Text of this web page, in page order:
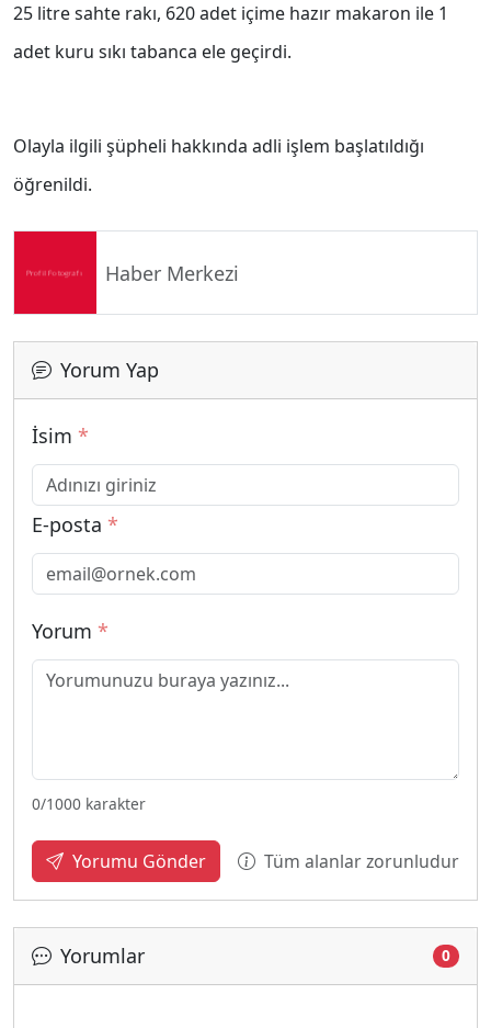
25 litre sahte rakı, 620 adet içime hazır makaron ile 1
adet kuru sıkı tabanca ele geçirdi.
Olayla ilgili şüpheli hakkında adli işlem başlatıldığı
öğrenildi.
Haber Merkezi
Yorum Yap
İsim *
E-posta *
Yorum *
0/1000 karakter
Yorumu Gönder Tüm alanlar zorunludur
Yorumlar 0